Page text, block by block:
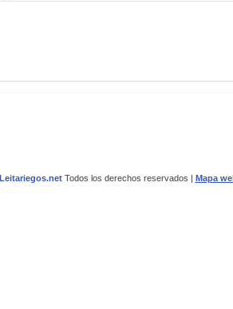
Leitariegos.netTodos los derechos reservados | Mapa